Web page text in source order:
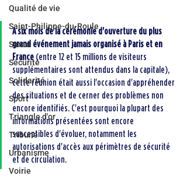
Qualité de vie
Saint-Philippe-du-Roule
Santé
Sécurité
Solidarité
Sport
Triangle d'or
Tribune
Urbanisme
Voirie
A six mois de la cérémonie d'ouverture du plus
grand événement jamais organisé à Paris et en
France (entre 12 et 15 millions de visiteurs
supplémentaires sont attendus dans la capitale),
cette réunion était aussi l'occasion d'appréhender
des situations et de cerner des problèmes non
encore identifiés. C'est pourquoi la plupart des
informations présentées sont encore
susceptibles d'évoluer, notamment les
autorisations d'accès aux périmètres de sécurité
et de circulation.